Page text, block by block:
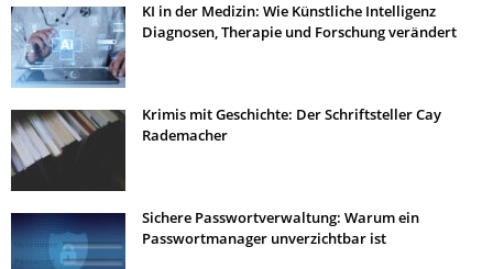
KI in der Medizin: Wie Künstliche Intelligenz
Diagnosen, Therapie und Forschung verändert
Krimis mit Geschichte: Der Schriftsteller Cay
Rademacher
Sichere Passwortverwaltung: Warum ein
Passwortmanager unverzichtbar ist